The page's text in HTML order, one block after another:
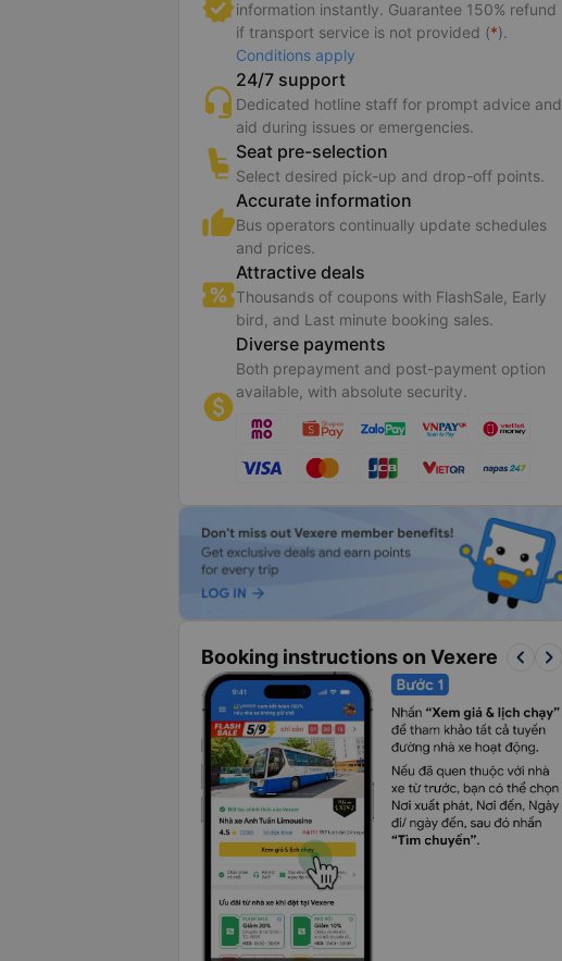
information instantly. Guarantee 150% refund
if transport service is not provided (*).
Conditions apply
24/7 support
Dedicated hotline staff for prompt advice and
aid during issues or emergencies.
Seat pre-selection
Select desired pick-up and drop-off points.
Accurate information
Bus operators continually update schedules
and prices.
Attractive deals
Thousands of coupons with FlashSale, Early
bird, and Last minute booking sales.
Diverse payments
Both prepayment and post-payment option
available, with absolute security.
Booking instructions on Vexere keyboard_arrow_left keyboard_arrow_right